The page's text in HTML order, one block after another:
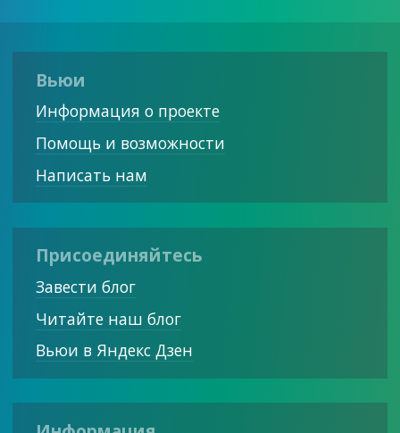
Вьюи
Информация о проекте
Помощь и возможности
Написать нам
Присоединяйтесь
Завести блог
Читайте наш блог
Вьюи в Яндекс Дзен